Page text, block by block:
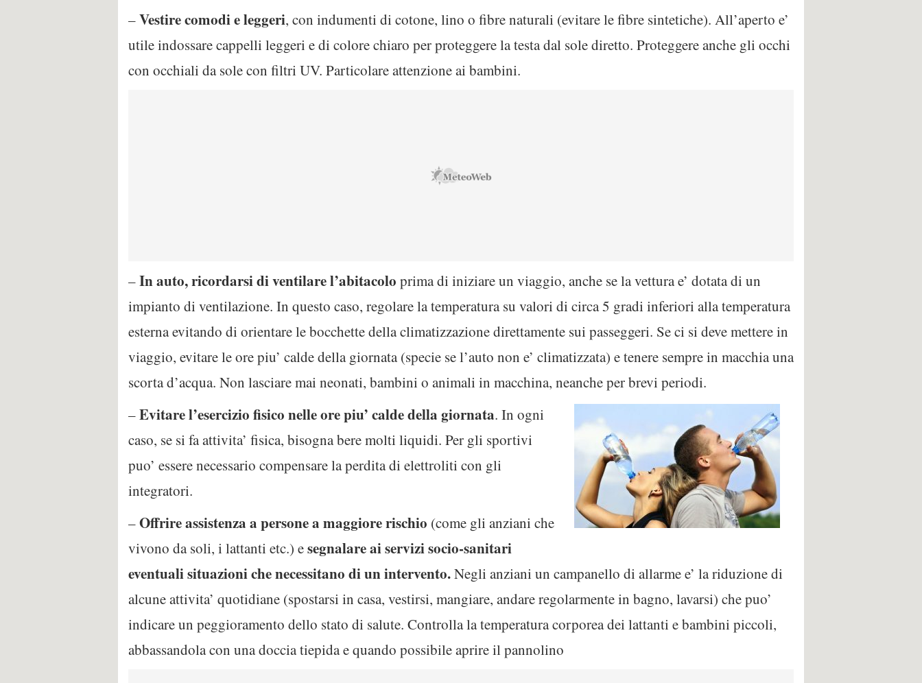
–Vestire comodi e leggeri, con indumenti di cotone, lino o fibre naturali (evitare le fibre sintetiche). All’aperto e’
utile indossare cappelli leggeri e di colore chiaro per proteggere la testa dal sole diretto. Proteggere anche gli occhi
con occhiali da sole con filtri UV. Particolare attenzione ai bambini.
–In auto, ricordarsi di ventilare l’abitacolo prima di iniziare un viaggio, anche se la vettura e’ dotata di un
impianto di ventilazione. In questo caso, regolare la temperatura su valori di circa 5 gradi inferiori alla temperatura
esterna evitando di orientare le bocchette della climatizzazione direttamente sui passeggeri. Se ci si deve mettere in
viaggio, evitare le ore piu’ calde della giornata (specie se l’auto non e’ climatizzata) e tenere sempre in macchia una
scorta d’acqua. Non lasciare mai neonati, bambini o animali in macchina, neanche per brevi periodi.
–Evitare l’esercizio fisico nelle ore piu’ calde della giornata. In ogni
caso, se si fa attivita’ fisica, bisogna bere molti liquidi. Per gli sportivi
puo’ essere necessario compensare la perdita di elettroliti con gli
integratori.
–Offrire assistenza a persone a maggiore rischio (come gli anziani che
vivono da soli, i lattanti etc.) esegnalare ai servizi socio-sanitari
eventuali situazioni che necessitano di un intervento.Negli anziani un campanello di allarme e’ la riduzione di
alcune attivita’ quotidiane (spostarsi in casa, vestirsi, mangiare, andare regolarmente in bagno, lavarsi) che puo’
indicare un peggioramento dello stato di salute. Controlla la temperatura corporea dei lattanti e bambini piccoli,
abbassandola con una doccia tiepida e quando possibile aprire il pannolino